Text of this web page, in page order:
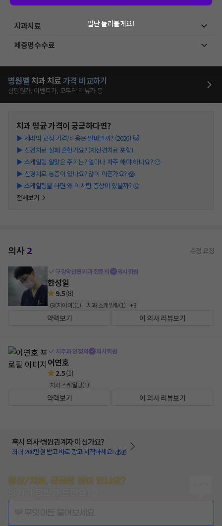
치과치료
제증명수수료
병원별 치과 치료가격 비교하기
심평원가, 이벤트가, 모두닥 리뷰가 등
치과평균 가격이 궁금하다면?
▶ 세라믹 교정 가격/비용은 얼마일까? (2026) 🐱
▶ 신경치료 실패 흔한가요? (재신경치료 포함)
▶ 스케일링 알맞은 주기는? 얼마나 자주 해야 하나요? 😶
▶ 신경치료 통증이 있나요? 많이 아픈가요? 😱
▶ 스케일링을 하면 왜 이시림 증상이 있을까? 🤔
전체보기
의사2 수정 요청
구강악안면외과 전문의 의사회원
한성일
9.5(8)
GI(지아이)(1) 치과 스케일링(1) +3
약력보기 이 의사 리뷰보기
치주과 인정의 의사회원
어연호
2.5(1)
치과 스케일링(1)
약력보기 이 의사 리뷰보기
혹시 의사·병원관계자 이신가요?
최대 200만원 받고 바로 광고 시작하세요! 💰💰
증상/치료, 궁금한 점이 있나요?
일단 둘러볼게요!